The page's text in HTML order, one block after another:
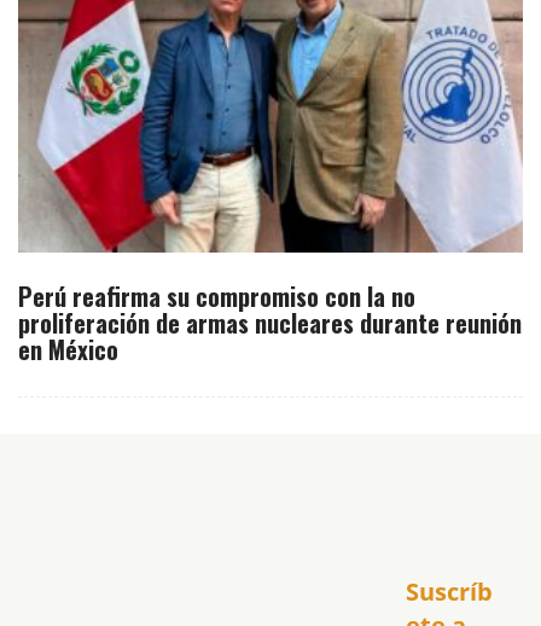
Perú reafirma su compromiso con la no
proliferación de armas nucleares durante reunión
en México
Suscríb